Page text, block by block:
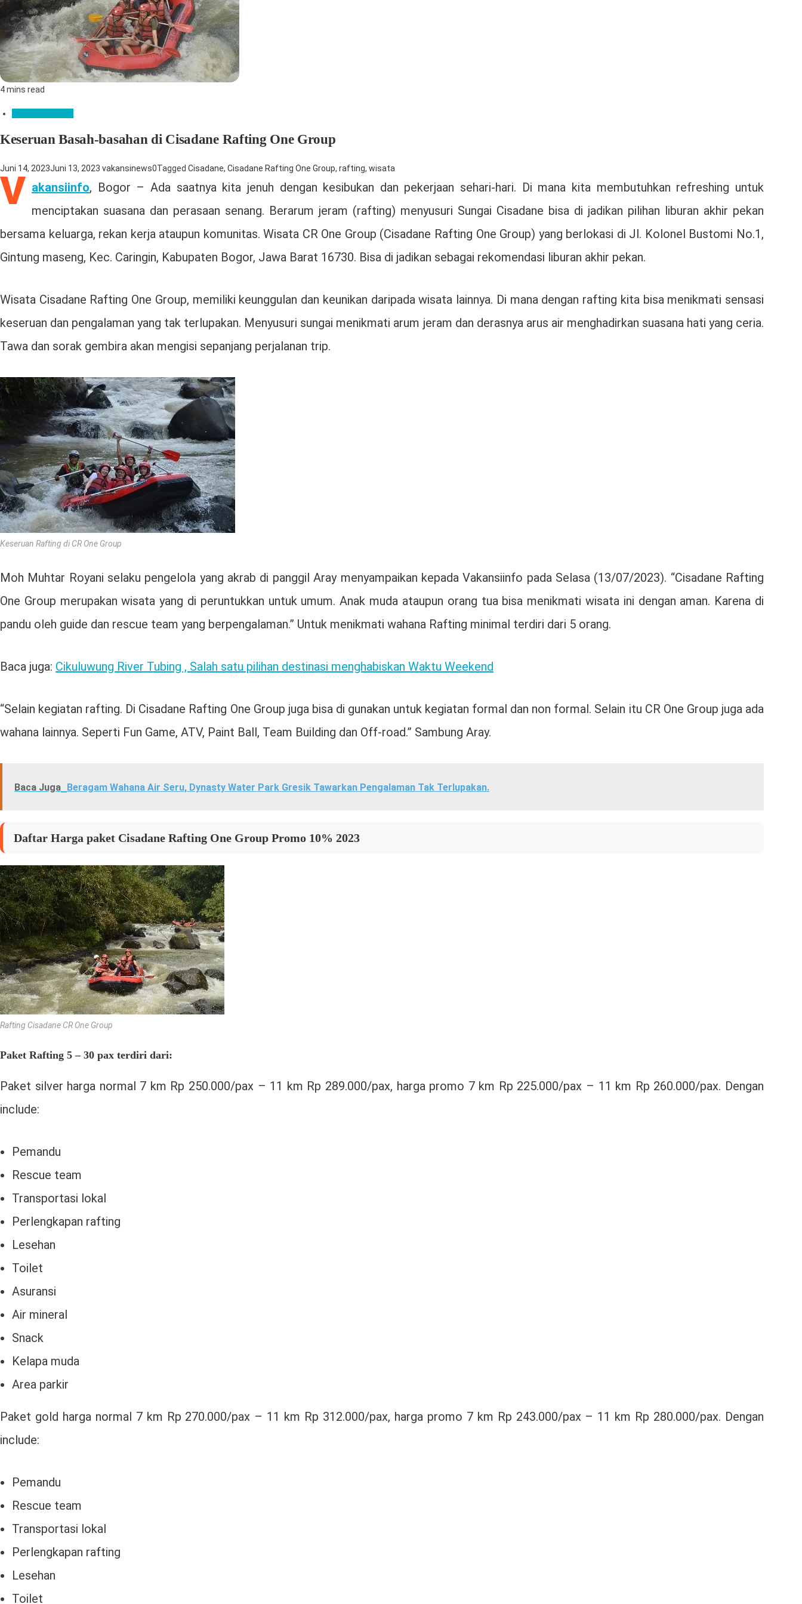
4 mins read
Keseruan Basah-basahan di Cisadane Rafting One Group
Juni 14, 2023Juni 13, 2023 vakansinews0Tagged Cisadane, Cisadane Rafting One Group, rafting, wisata
V akansiinfo, Bogor – Ada saatnya kita jenuh dengan kesibukan dan pekerjaan sehari-hari. Di mana kita membutuhkan refreshing untuk
menciptakan suasana dan perasaan senang. Berarum jeram (rafting) menyusuri Sungai Cisadane bisa di jadikan pilihan liburan akhir pekan
bersama keluarga, rekan kerja ataupun komunitas. Wisata CR One Group (Cisadane Rafting One Group) yang berlokasi di Jl. Kolonel Bustomi No.1,
Gintung maseng, Kec. Caringin, Kabupaten Bogor, Jawa Barat 16730. Bisa di jadikan sebagai rekomendasi liburan akhir pekan.
Wisata Cisadane Rafting One Group, memiliki keunggulan dan keunikan daripada wisata lainnya. Di mana dengan rafting kita bisa menikmati sensasi
keseruan dan pengalaman yang tak terlupakan. Menyusuri sungai menikmati arum jeram dan derasnya arus air menghadirkan suasana hati yang ceria.
Tawa dan sorak gembira akan mengisi sepanjang perjalanan trip.
Keseruan Rafting di CR One Group
Moh Muhtar Royani selaku pengelola yang akrab di panggil Aray menyampaikan kepada Vakansiinfo pada Selasa (13/07/2023). “Cisadane Rafting
One Group merupakan wisata yang di peruntukkan untuk umum. Anak muda ataupun orang tua bisa menikmati wisata ini dengan aman. Karena di
pandu oleh guide dan rescue team yang berpengalaman.” Untuk menikmati wahana Rafting minimal terdiri dari 5 orang.
Baca juga: Cikuluwung River Tubing , Salah satu pilihan destinasi menghabiskan Waktu Weekend
“Selain kegiatan rafting. Di Cisadane Rafting One Group juga bisa di gunakan untuk kegiatan formal dan non formal. Selain itu CR One Group juga ada
wahana lainnya. Seperti Fun Game, ATV, Paint Ball, Team Building dan Off-road.” Sambung Aray.
Baca Juga Beragam Wahana Air Seru, Dynasty Water Park Gresik Tawarkan Pengalaman Tak Terlupakan.
Daftar Harga paket Cisadane Rafting One Group Promo 10% 2023
Rafting Cisadane CR One Group
Paket Rafting 5 – 30 pax terdiri dari:
Paket silver harga normal 7 km Rp 250.000/pax – 11 km Rp 289.000/pax, harga promo 7 km Rp 225.000/pax – 11 km Rp 260.000/pax. Dengan
include:
Pemandu
Rescue team
Transportasi lokal
Perlengkapan rafting
Lesehan
Toilet
Asuransi
Air mineral
Snack
Kelapa muda
Area parkir
Paket gold harga normal 7 km Rp 270.000/pax – 11 km Rp 312.000/pax, harga promo 7 km Rp 243.000/pax – 11 km Rp 280.000/pax. Dengan
include:
Pemandu
Rescue team
Transportasi lokal
Perlengkapan rafting
Lesehan
Toilet